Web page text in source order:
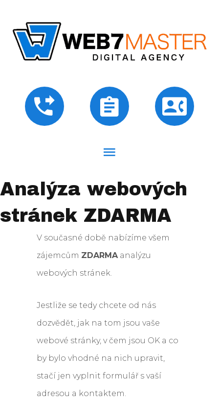
Analýza webových
stránek ZDARMA
V současné době nabízíme všem
zájemcům ZDARMAanalýzu
webových stránek.
Jestliže se tedy chcete od nás
dozvědět, jak na tom jsou vaše
webové stránky, v čem jsou OK a co
by bylo vhodné na nich upravit,
stačí jen vyplnit formulář s vaší
adresou a kontaktem.